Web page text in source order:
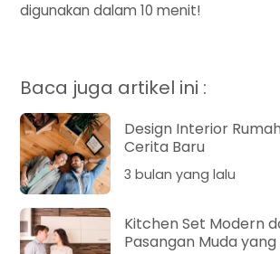
digunakan dalam 10 menit!
Baca juga artikel ini :
Design Interior
Cerita Baru
3 bulan yang lalu
Kitchen Set Modern
Pasangan Muda